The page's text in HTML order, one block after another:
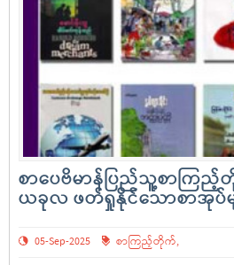
စာပေဗိမာန်ပြည်သူ့စာကြ
ယခုလ ဖတ်ရှုနိုင်သောစာအုပ်မ
05-Sep-2025 စာကြည့်တိုက်,